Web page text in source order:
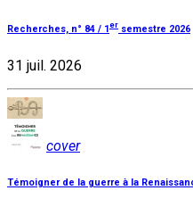
Recherches, n° 84 / 1er semestre 2026
31 juil. 2026
cover
Témoigner de la guerre à la